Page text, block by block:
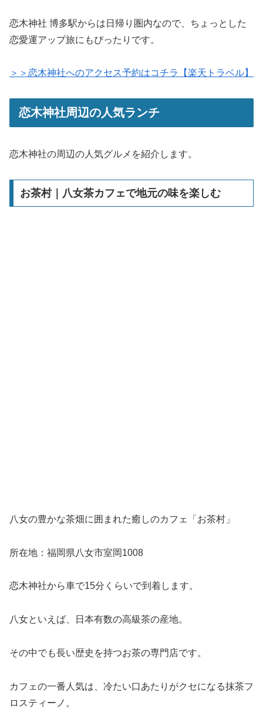
恋木神社 博多駅からは日帰り圏内なので、ちょっとした
恋愛運アップ旅にもぴったりです。
＞＞恋木神社へのアクセス予約はコチラ【楽天トラベル】
恋木神社周辺の人気ランチ
恋木神社の周辺の人気グルメを紹介します。
お茶村｜八女茶カフェで地元の味を楽しむ
八女の豊かな茶畑に囲まれた癒しのカフェ「お茶村」
所在地：福岡県八女市室岡1008
恋木神社から車で15分くらいで到着します。
八女といえば、日本有数の高級茶の産地。
その中でも長い歴史を持つお茶の専門店です。
カフェの一番人気は、冷たい口あたりがクセになる抹茶フ
ロスティーノ。